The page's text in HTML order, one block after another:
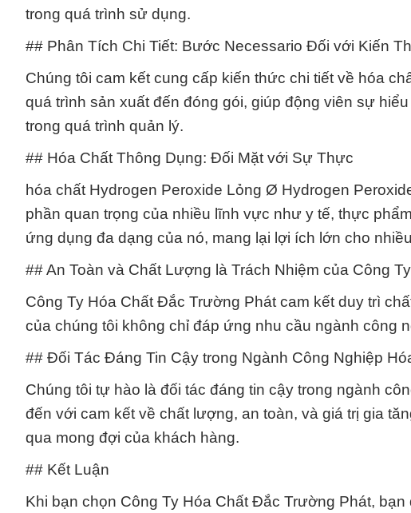
trong quá trình sử dụng.
## Phân Tích Chi Tiết: Bước Necessario Đối với Kiến
Chúng tôi cam kết cung cấp kiến thức chi tiết về hóa
quá trình sản xuất đến đóng gói, giúp động viên sự
trong quá trình quản lý.
## Hóa Chất Thông Dụng: Đối Mặt với Sự Thực
hóa chất Hydrogen Peroxide Lỏng Ø Hydrogen
phần quan trọng của nhiều lĩnh vực như y tế, thực
ứng dụng đa dạng của nó, mang lại lợi ích lớn cho
## An Toàn và Chất Lượng là Trách Nhiệm của Công
Công Ty Hóa Chất Đắc Trường Phát cam kết duy trì
của chúng tôi không chỉ đáp ứng nhu cầu ngành công
## Đối Tác Đáng Tin Cậy trong Ngành Công Nghiệp
Chúng tôi tự hào là đối tác đáng tin cậy trong ngành
đến với cam kết về chất lượng, an toàn, và giá trị gia
qua mong đợi của khách hàng.
## Kết Luận
Khi bạn chọn Công Ty Hóa Chất Đắc Trường Phát,